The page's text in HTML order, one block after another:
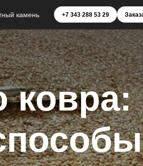
камень +7 343 288 53 29
ковра: